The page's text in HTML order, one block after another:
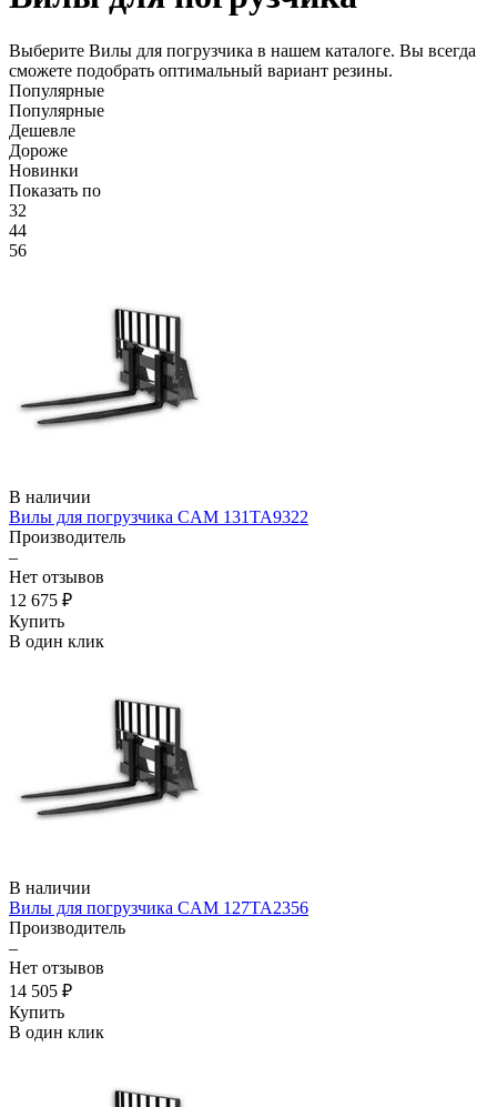
Выберите Вилы для погрузчика в нашем каталоге. Вы всегда
сможете подобрать оптимальный вариант резины.
Популярные
Популярные
Дешевле
Дороже
Новинки
Показать по
32
44
56
В наличии
Вилы для погрузчика CAM 131TA9322
Производитель
–
Нет отзывов
12 675 ₽
Купить
В один клик
В наличии
Вилы для погрузчика CAM 127TA2356
Производитель
–
Нет отзывов
14 505 ₽
Купить
В один клик